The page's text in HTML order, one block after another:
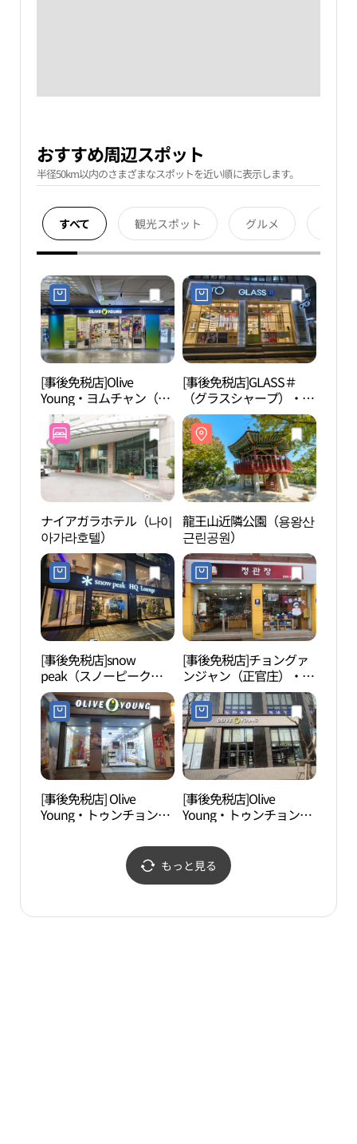
おすすめ周辺スポット
半径50km以内のさまざまなスポットを近い順に表示します。
すべて 観光スポット グルメ
[事後免税店]Olive
Young・ヨムチャン（塩
倉）駅9号線店(올리브영
염창역9호선점)
[事後免税店]GLASS＃
（グラスシャープ）・ヨ
ムチャン駅店(글라스샵
염창역점)
ナイアガラホテル（나이
아가라호텔）
龍王山近隣公園（용왕산
근린공원）
[事後免税店]snow
peak（スノーピーク）
HQ Lounge(스노우피크
HQ Lounge)
[事後免税店]チョングァ
ンジャン（正官庄）・ヨ
ムチャン（塩倉）店(정
관장 염창점)
[事後免税店] Olive
Young・トゥンチョン
[事後免税店]Olive
Young・トゥンチョン
등촌역점)
もっと見る